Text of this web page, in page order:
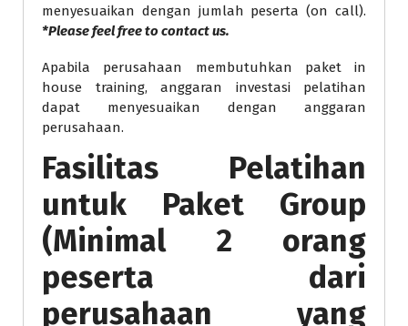
menyesuaikan dengan jumlah peserta (on call).
*Please feel free to contact us.
Apabila perusahaan membutuhkan paket in
house training, anggaran investasi pelatihan
dapat menyesuaikan dengan anggaran
perusahaan.
Fasilitas Pelatihan
untuk Paket Group
(Minimal 2 orang
peserta dari
perusahaan yang